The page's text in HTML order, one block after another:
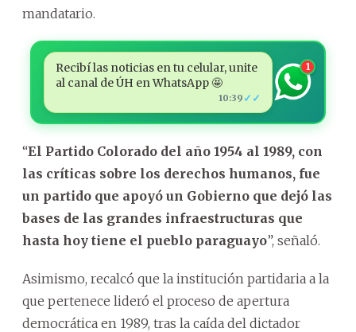
mandatario.
Recibí las noticias en tu celular, unite
al canal de ÚH en WhatsApp 🤩
10:39 ✓✓
1
“El Partido Colorado del año 1954 al 1989, con
las críticas sobre los derechos humanos, fue
un partido que apoyó un Gobierno que dejó las
bases de las grandes infraestructuras que
hasta hoy tiene el pueblo paraguayo”, señaló.
Asimismo, recalcó que la institución partidaria a la
que pertenece lideró el proceso de apertura
democrática en 1989, tras la caída del dictador